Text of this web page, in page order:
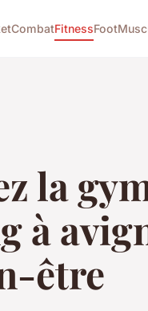
CombatFitnessFoot
la
à
être